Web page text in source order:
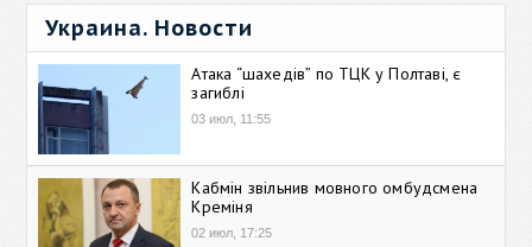
Украина. Новости
Атака “шахедів” по ТЦК у Полтаві, є
загиблі
03 июл, 11:55
Кабмін звільнив мовного омбудсмена
Креміня
02 июл, 17:25